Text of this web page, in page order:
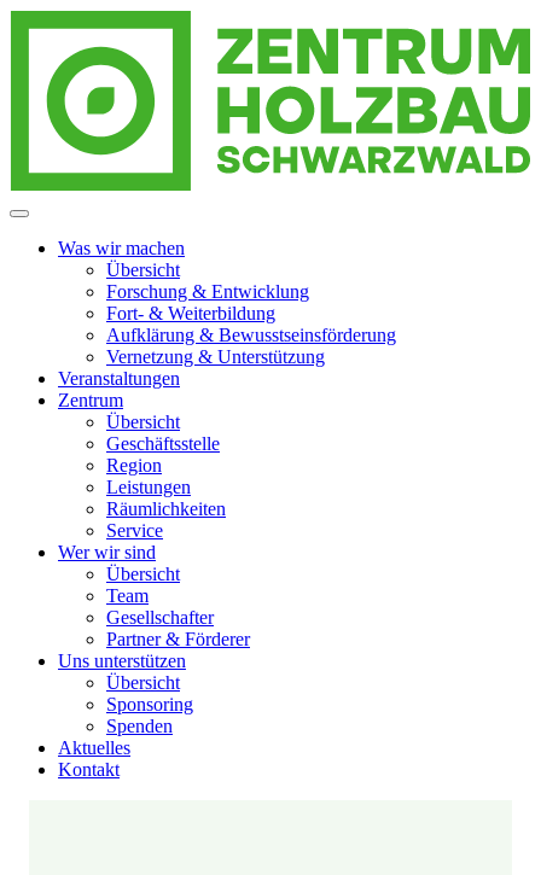
springen
springen
springen
Was wir machen
Übersicht
Forschung & Entwicklung
Fort- & Weiterbildung
Aufklärung & Bewusstseinsförderung
Vernetzung & Unterstützung
Veranstaltungen
Zentrum
Übersicht
Geschäftsstelle
Region
Leistungen
Räumlichkeiten
Service
Wer wir sind
Übersicht
Team
Gesellschafter
Partner & Förderer
Uns unterstützen
Übersicht
Sponsoring
Spenden
Aktuelles
Kontakt